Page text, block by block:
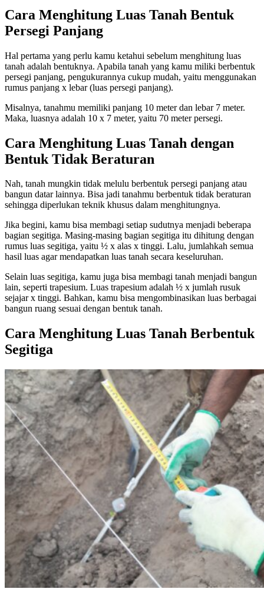
Cara Menghitung Luas Tanah Bentuk
Persegi Panjang
Hal pertama yang perlu kamu ketahui sebelum menghitung luas
tanah adalah bentuknya. Apabila tanah yang kamu miliki berbentuk
persegi panjang, pengukurannya cukup mudah, yaitu menggunakan
rumus panjang x lebar (luas persegi panjang).
Misalnya, tanahmu memiliki panjang 10 meter dan lebar 7 meter.
Maka, luasnya adalah 10 x 7 meter, yaitu 70 meter persegi.
Cara Menghitung Luas Tanah dengan
Bentuk Tidak Beraturan
Nah, tanah mungkin tidak melulu berbentuk persegi panjang atau
bangun datar lainnya. Bisa jadi tanahmu berbentuk tidak beraturan
sehingga diperlukan teknik khusus dalam menghitungnya.
Jika begini, kamu bisa membagi setiap sudutnya menjadi beberapa
bagian segitiga. Masing-masing bagian segitiga itu dihitung dengan
rumus luas segitiga, yaitu ½ x alas x tinggi. Lalu, jumlahkah semua
hasil luas agar mendapatkan luas tanah secara keseluruhan.
Selain luas segitiga, kamu juga bisa membagi tanah menjadi bangun
lain, seperti trapesium. Luas trapesium adalah ½ x jumlah rusuk
sejajar x tinggi. Bahkan, kamu bisa mengombinasikan luas berbagai
bangun ruang sesuai dengan bentuk tanah.
Cara Menghitung Luas Tanah Berbentuk
Segitiga